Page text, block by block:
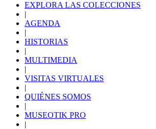
EXPLORA LAS COLECCIONES
|
AGENDA
|
HISTORIAS
|
MULTIMEDIA
|
VISITAS VIRTUALES
|
QUIÉNES SOMOS
|
MUSEOTIK PRO
|